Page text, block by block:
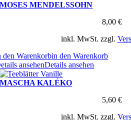
MOSES MENDELSSOHN
8,00 €
inkl. MwSt. zzgl.
den Warenkorbin den Warenkorb
ansehenDetails ansehen
MASCHA KALÉKO
5,60 €
inkl. MwSt. zzgl.